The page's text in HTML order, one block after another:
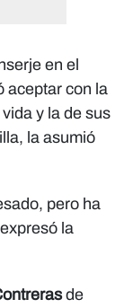
en el
aceptar con la
y la de sus
la asumió
pero ha
la
de